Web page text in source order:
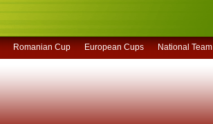
Romanian Cup European Cups National Team